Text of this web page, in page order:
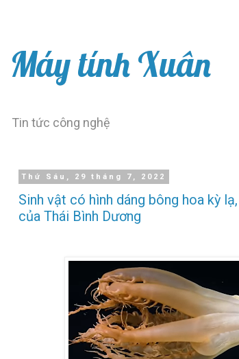
Máy tính Xuân
Tin tức công nghệ
Thứ Sáu, 29 tháng 7, 2022
Sinh vật có hình dáng bông hoa kỳ
của Thái Bình Dương